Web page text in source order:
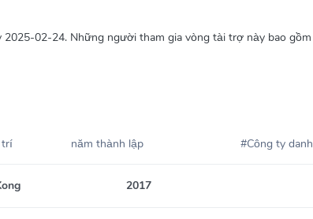
02-24. Những người tham gia vòng tài trợ này bao gồm
năm thành lập #Công ty
2017